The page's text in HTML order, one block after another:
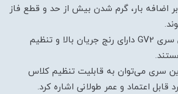
اضافه بار، گرم شدن بیش از حد و قطع فاز
رله‌های بیمتال سری GV2 دارای رنج جریان بالا و تنظیم
سری می‌توان به قابلیت تنظیم کلاس
قابل اعتماد و عمر طولانی اشاره کرد.